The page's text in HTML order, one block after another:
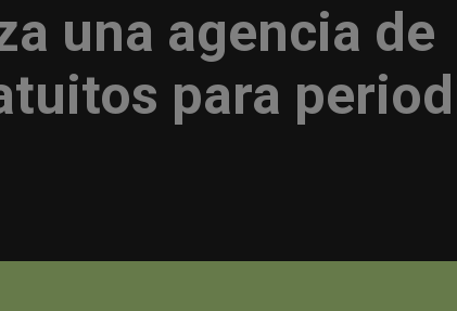
una agencia de
para